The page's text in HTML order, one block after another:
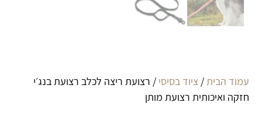
עמוד הבית/ ציוד בסיסי / רצועת ריצה לכלב רצועת בנג׳י
חזקה ואיכותית רצועת מותן